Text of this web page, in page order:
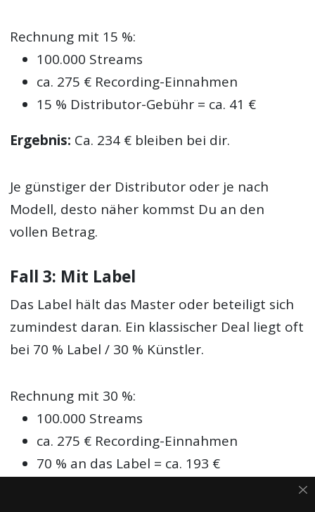
Rechnung mit 15 %:
100.000 Streams
ca. 275 € Recording-Einnahmen
15 % Distributor-Gebühr = ca. 41 €
Ergebnis: Ca. 234 € bleiben bei dir.
Je günstiger der Distributor oder je nach
Modell, desto näher kommst Du an den
vollen Betrag.
Fall 3: Mit Label
Das Label hält das Master oder beteiligt sich
zumindest daran. Ein klassischer Deal liegt oft
bei 70 % Label / 30 % Künstler.
Rechnung mit 30 %:
100.000 Streams
ca. 275 € Recording-Einnahmen
70 % an das Label = ca. 193 €